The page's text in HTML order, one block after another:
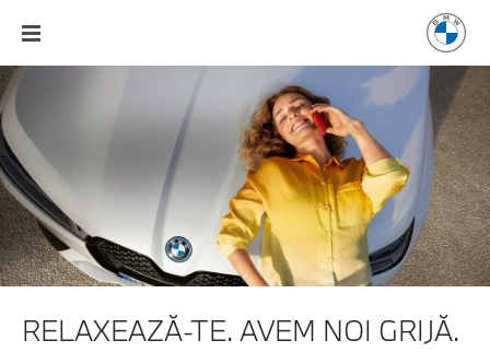
RELAXEAZĂ-TE. AVEM NOI GRIJĂ.